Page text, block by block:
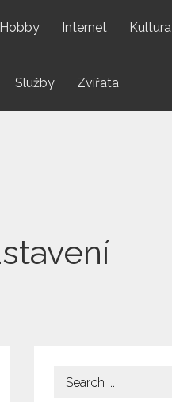
Hobby Internet Kultura
Služby Zvířata
Search